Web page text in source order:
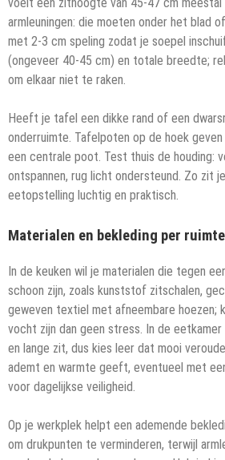
armleuningen: die moeten onder het blad
met 2-3 cm speling zodat je soepel
(ongeveer 40-45 cm) en totale breedte;
om elkaar niet te raken.
Heeft je tafel een dikke rand of een
onderruimte. Tafelpoten op de hoek
een centrale poot. Test thuis de houding:
ontspannen, rug licht ondersteund. Zo zit
eetopstelling luchtig en praktisch.
Materialen en bekleding per ruimte
In de keuken wil je materialen die tegen
schoon zijn, zoals kunststof zitschalen,
geweven textiel met afneembare hoezen;
vocht zijn dan geen stress. In de
en lange zit, dus kies leer dat mooi
ademt en warmte geeft, eventueel met
voor dagelijkse veiligheid.
Op je werkplek helpt een ademende
om drukpunten te verminderen, terwijl